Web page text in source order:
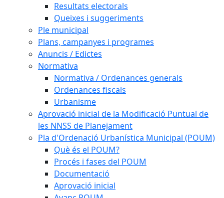
Resultats electorals
Queixes i suggeriments
Ple municipal
Plans, campanyes i programes
Anuncis / Edictes
Normativa
Normativa / Ordenances generals
Ordenances fiscals
Urbanisme
Aprovació inicial de la Modificació Puntual de
les NNSS de Planejament
Pla d'Ordenació Urbanística Municipal (POUM)
Què és el POUM?
Procés i fases del POUM
Documentació
Aprovació inicial